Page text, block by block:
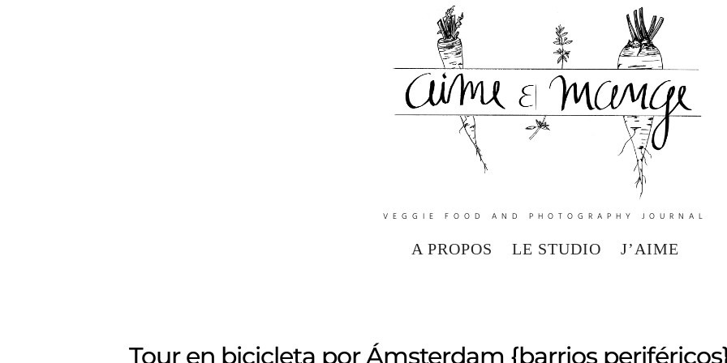
VEGGIE FOOD AND PHOTOGRAPHY JOURNAL
A PROPOS LE STUDIO J’AIME
Tour en bicicleta por Ámsterdam {barrios